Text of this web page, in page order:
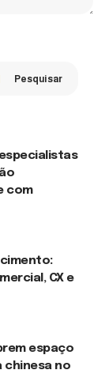
Pesquisar
especialistas
com
CX e
espaço
chinesa no